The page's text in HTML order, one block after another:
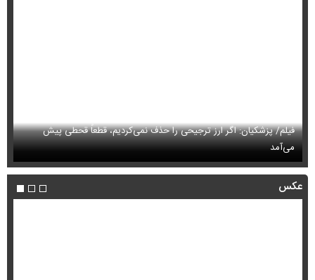
فیلم/ پزشکیان: سایپا و چند شرکت دیگر هم مثل ایران‌خودرو واگذار
می‌کنیم